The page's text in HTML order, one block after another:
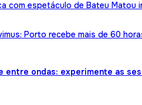
com espetáculo de Bateu
Porto recebe mais de 60
entre ondas: experimente as